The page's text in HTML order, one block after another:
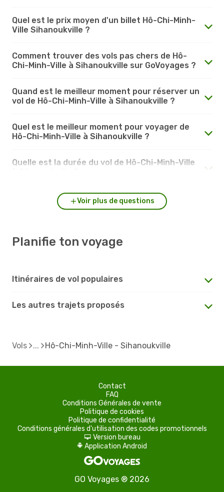
Quel est le prix moyen d'un billet Hô-Chi-Minh-
Ville Sihanoukville ?
Comment trouver des vols pas chers de Hô-
Chi-Minh-Ville à Sihanoukville sur GoVoyages ?
Quand est le meilleur moment pour réserver un
vol de Hô-Chi-Minh-Ville à Sihanoukville ?
Quel est le meilleur moment pour voyager de
Hô-Chi-Minh-Ville à Sihanoukville ?
Quelle est la durée du vol de Hô-Chi-Minh-Ville
Voir plus de questions
Planifie ton voyage
Itinéraires de vol populaires
Les autres trajets proposés
Vols Hô-Chi-Minh-Ville - Sihanoukville
Contact
FAQ
Conditions Générales de vente
Politique de cookies
Politique de confidentialité
Conditions générales d'utilisation des codes promotionnels
d Version bureau
A Application Android
GO Voyages ® 2026